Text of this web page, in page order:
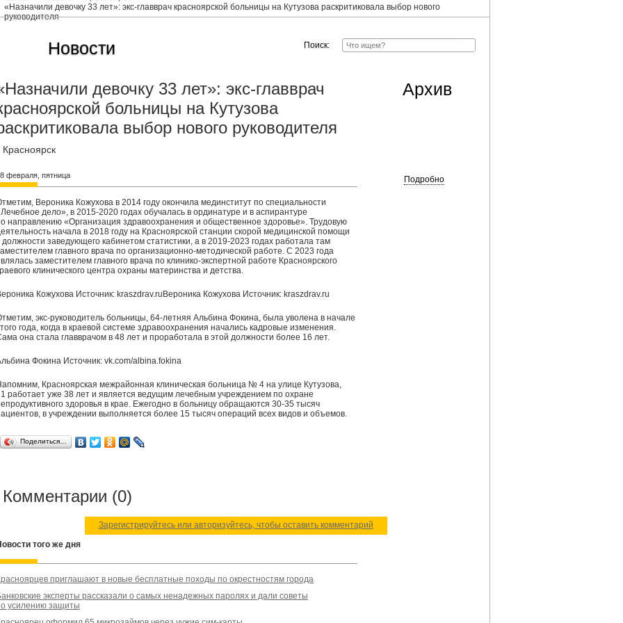
«Назначили девочку 33 лет»: экс-главврач красноярской больницы на Кутузова раскритиковала выбор нового
руководителя
Новости Поиск:
девочку 33 лет»: экс-главврач
больницы на Кутузова
выбор нового руководителя
Красноярск
февраля, пятница
Вероника Кожухова в 2014 году окончила мединститут по специальности
дело», в 2015-2020 годах обучалась в ординатуре и в аспирантуре
направлению «Организация здравоохранения и общественное здоровье». Трудовую
начала в 2018 году на Красноярской станции скорой медицинской помощи
должности заведующего кабинетом статистики, а в 2019-2023 годах работала там
главного врача по организационно-методической работе. С 2023 года
заместителем главного врача по клинико-экспертной работе Красноярского
клинического центра охраны материнства и детства.
Кожухова Источник: kraszdrav.ruВероника Кожухова Источник: kraszdrav.ru
экс-руководитель больницы, 64-летняя Альбина Фокина, была уволена в начале
года, когда в краевой системе здравоохранения начались кадровые изменения.
она стала главврачом в 48 лет и проработала в этой должности более 16 лет.
Фокина Источник: vk.com/albina.fokina
Красноярская межрайонная клиническая больница № 4 на улице Кутузова,
работает уже 38 лет и является ведущим лечебным учреждением по охране
здоровья в крае. Ежегодно в больницу обращаются 30-35 тысяч
в учреждении выполняется более 15 тысяч операций всех видов и объемов.
Поделиться…
Архив
Подробно
Комментарии (0)
Зарегистрируйтесь или авторизуйтесь, чтобы оставить комментарий
того же дня
приглашают в новые бесплатные походы по окрестностям города
эксперты рассказали о самых ненадежных паролях и дали советы
усилению защиты